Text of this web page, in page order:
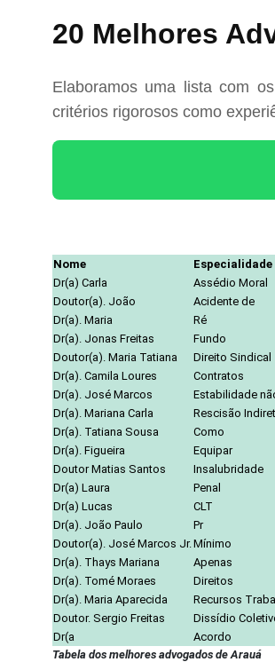
20 Melhores
Elaboramos uma lista com
critérios rigorosos como
Nome Especialidade
Dr(a) Carla
Assédio Moral
Doutor(a). João
Acidente de
Dr(a). Maria
Ré
Dr(a). Jonas Freitas
Fundo
Doutor(a). Maria Tatiana
Direito Sindical
Dr(a). Camila Loures
Contratos
Dr(a). José Marcos
Estabilidade
Dr(a). Mariana Carla
Rescisão
Dr(a). Tatiana Sousa
Como
Dr(a). Figueira
Equipar
Doutor Matias Santos
Insalubridade
Dr(a) Laura
Penal
Dr(a) Lucas
CLT
Dr(a). João Paulo
Pr
Doutor(a). José Marcos Jr. Mínimo
Dr(a). Thays Mariana
Apenas
Dr(a). Tomé Moraes
Direitos
Dr(a). Maria Aparecida
Recursos
Doutor. Sergio Freitas
Dissídio
Dr(a
Acordo
Tabela dos melhores advogados de Arauá